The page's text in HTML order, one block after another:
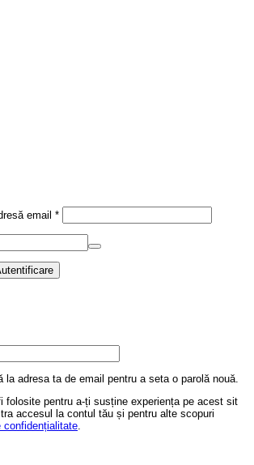
email *Obligatoriu
la adresa ta de email pentru a seta o parolă nouă.
folosite pentru a-ți susține experiența pe acest sit
accesul la contul tău și pentru alte scopuri
confidențialitate